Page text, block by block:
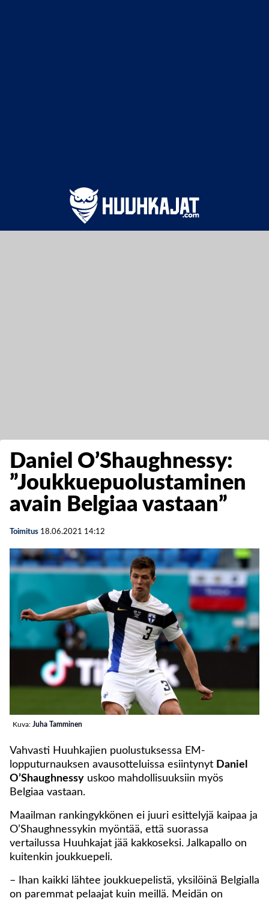
Daniel O’Shaughnessy:
”Joukkuepuolustaminen
avain Belgiaa vastaan”
Toimitus 18.06.2021 14:12
Kuva: Juha Tamminen
Vahvasti Huuhkajien puolustuksessa EM-
lopputurnauksen avausotteluissa esiintynyt Daniel
O’Shaughnessy uskoo mahdollisuuksiin myös
Belgiaa vastaan.
Maailman rankingykkönen ei juuri esittelyjä kaipaa ja
O’Shaughnessykin myöntää, että suorassa
vertailussa Huuhkajat jää kakkoseksi. Jalkapallo on
kuitenkin joukkuepeli.
– Ihan kaikki lähtee joukkuepelistä, yksilöinä Belgialla
on paremmat pelaajat kuin meillä. Meidän on